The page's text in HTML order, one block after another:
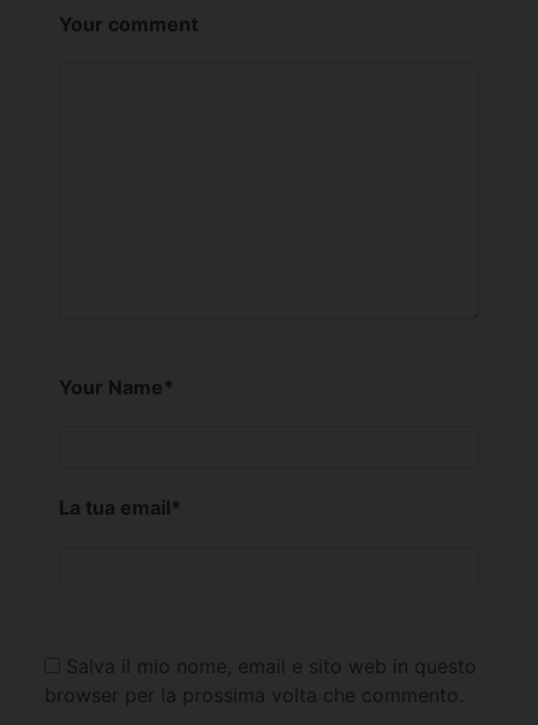
Your comment
Your Name*
La tua email*
Salva il mio nome, email e sito web in questo
browser per la prossima volta che commento.